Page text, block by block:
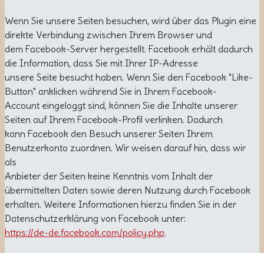
Wenn Sie unsere Seiten besuchen, wird über das Plugin eine
direkte Verbindung zwischen Ihrem Browser und
dem Facebook-Server hergestellt. Facebook erhält dadurch
die Information, dass Sie mit Ihrer IP-Adresse
unsere Seite besucht haben. Wenn Sie den Facebook "Like-
Button" anklicken während Sie in Ihrem Facebook-
Account eingeloggt sind, können Sie die Inhalte unserer
Seiten auf Ihrem Facebook-Profil verlinken. Dadurch
kann Facebook den Besuch unserer Seiten Ihrem
Benutzerkonto zuordnen. Wir weisen darauf hin, dass wir
als
Anbieter der Seiten keine Kenntnis vom Inhalt der
übermittelten Daten sowie deren Nutzung durch Facebook
erhalten. Weitere Informationen hierzu finden Sie in der
Datenschutzerklärung von Facebook unter:
https://de-de.facebook.com/policy.php.